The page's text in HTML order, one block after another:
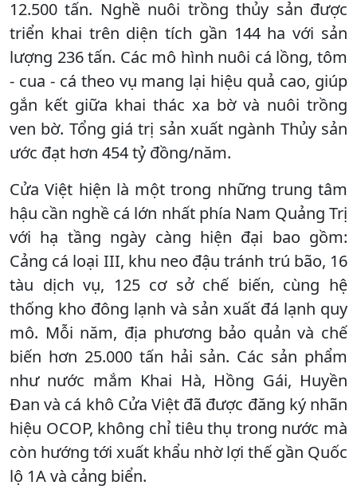
12.500 tấn. Nghề nuôi trồng thủy sản được
triển khai trên diện tích gần 144 ha với sản
lượng 236 tấn. Các mô hình nuôi cá lồng, tôm
- cua - cá theo vụ mang lại hiệu quả cao, giúp
gắn kết giữa khai thác xa bờ và nuôi trồng
ven bờ. Tổng giá trị sản xuất ngành Thủy sản
ước đạt hơn 454 tỷ đồng/năm.
Cửa Việt hiện là một trong những trung tâm
hậu cần nghề cá lớn nhất phía Nam Quảng Trị
với hạ tầng ngày càng hiện đại bao gồm:
Cảng cá loại III, khu neo đậu tránh trú bão, 16
tàu dịch vụ, 125 cơ sở chế biến, cùng hệ
thống kho đông lạnh và sản xuất đá lạnh quy
mô. Mỗi năm, địa phương bảo quản và chế
biến hơn 25.000 tấn hải sản. Các sản phẩm
như nước mắm Khai Hà, Hồng Gái, Huyền
Đan và cá khô Cửa Việt đã được đăng ký nhãn
hiệu OCOP, không chỉ tiêu thụ trong nước mà
còn hướng tới xuất khẩu nhờ lợi thế gần Quốc
lộ 1A và cảng biển.